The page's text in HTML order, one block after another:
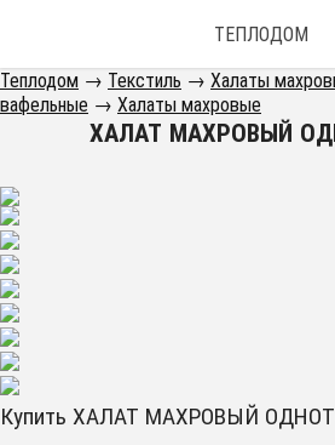
ТЕПЛОДОМ
Теплодом → Текстиль → Халаты
вафельные → Халаты махровые
ХАЛАТ МАХРОВЫЙ
Купить ХАЛАТ МАХРОВЫЙ